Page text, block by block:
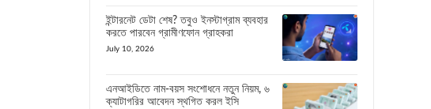
ইন্টারনেট ডেটা শেষ? তবুও ইনস্টাগ্রাম ব্যবহার
করতে পারবেন গ্রামীণফোন গ্রাহকরা
July 10, 2026
এনআইডিতে নাম-বয়স সংশোধনে নতুন নিয়ম, ৬
ক্যাটাগরির আবেদন স্থগিত করল ইসি